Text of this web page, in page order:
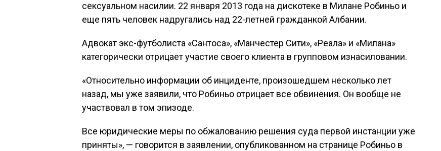
сексуальном насилии. 22 января 2013 года на дискотеке в Милане Робиньо и
еще пять человек надругались над 22-летней гражданкой Албании.
Адвокат экс-футболиста «Сантоса», «Манчестер Сити», «Реала» и «Милана»
категорически отрицает участие своего клиента в групповом изнасиловании.
«Относительно информации об инциденте, произошедшем несколько лет
назад, мы уже заявили, что Робиньо отрицает все обвинения. Он вообще не
участвовал в том эпизоде.
Все юридические меры по обжалованию решения суда первой инстанции уже
приняты», — говорится в заявлении, опубликованном на странице Робиньо в